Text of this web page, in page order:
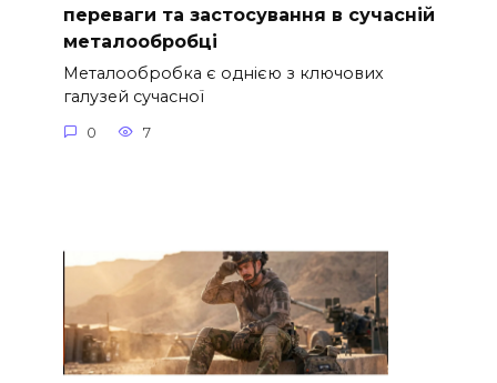
переваги та застосування в сучасній
металообробці
Металообробка є однією з ключових
галузей сучасної
0 7